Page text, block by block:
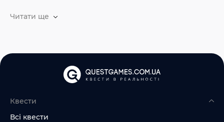
Читати ще
Квести
Всі квести